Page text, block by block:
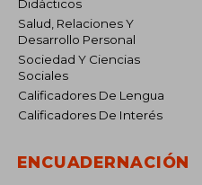
Didácticos
Salud, Relaciones Y
Desarrollo Personal
Sociedad Y Ciencias
Sociales
Calificadores De Lengua
Calificadores De Interés
ENCUADERNACIÓN